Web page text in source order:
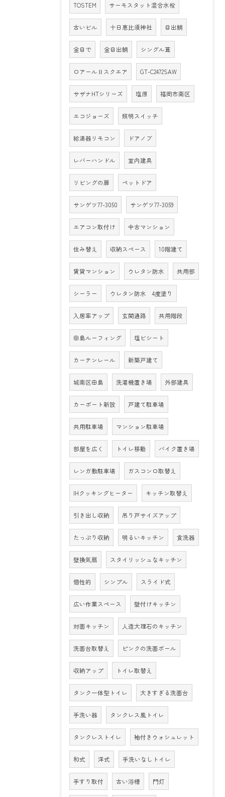
TOSTEM サーモスタット混合水栓
古いビル 十日恵比須神社 目出鯛
金目で 金目出鯛 シングル葺
ロアールⅡスクエア GT-C2472SAW
サザナHTシリーズ 塩原 福岡市南区
エコジョーズ 照明スイッチ
給湯器リモコン ドアノブ
レバーハンドル 室内建具
リビングの扉 ペットドア
サンゲツ77-3050 サンゲツ77-3059
エアコン取付け 中古マンション
住み替え 収納スペース 10階建て
賃貸マンション ウレタン防水 共用部
シーラー ウレタン防水 4度塗り
入居率アップ 玄関通路 共用階段
田島ルーフィング 塩ビシート
カーテンレール 新築戸建て
城南区田島 洗濯機置き場 外部建具
カーポート新設 戸建て駐車場
共用駐車場 マンション駐車場
部屋を広く トイレ移動 バイク置き場
レンガ敷駐車場 ガスコンロ取替え
IHクッキングヒーター キッチン取替え
引き出し収納 吊り戸サイズアップ
たっぷり収納 明るいキッチン 食洗器
壁換気扇 スタイリッシュなキッチン
個性的 シンプル スライド式
広い作業スペース 壁付けキッチン
対面キッチン 人造大理石のキッチン
洗面台取替え ピンクの洗面ボール
収納アップ トイレ取替え
タンク一体型トイレ 大きすぎる洗面台
手洗い器 タンクレス風トイレ
タンクレストイレ 袖付きウォシュレット
和式 洋式 手洗いなしトイレ
手すり取付 古い浴槽 門灯